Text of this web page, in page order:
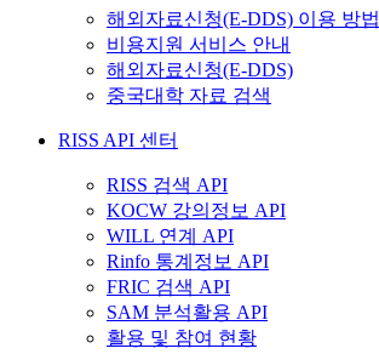
해외자료신청(E-DDS) 이용 방법
비용지원 서비스 안내
해외자료신청(E-DDS)
중국대학 자료 검색
RISS API 센터
RISS 검색 API
KOCW 강의정보 API
WILL 연계 API
Rinfo 통계정보 API
FRIC 검색 API
SAM 분석활용 API
활용 및 참여 현황